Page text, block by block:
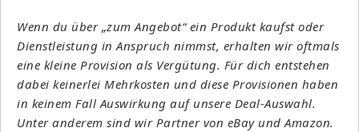
Wenn du über „zum Angebot“ ein Produkt kaufst oder
Dienstleistung in Anspruch nimmst, erhalten wir oftmals
eine kleine Provision als Vergütung. Für dich entstehen
dabei keinerlei Mehrkosten und diese Provisionen haben
in keinem Fall Auswirkung auf unsere Deal-Auswahl.
Unter anderem sind wir Partner von eBay und Amazon.